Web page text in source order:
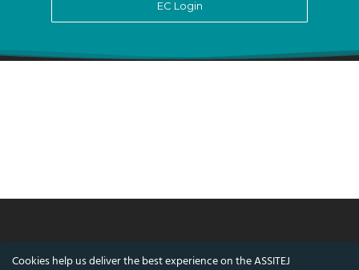
EC Login
© ASSITEJ International - International
Cookies help us deliver the best experience on the ASSITEJ